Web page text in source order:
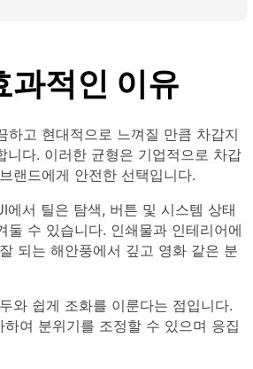
과적인 이유
고 현대적으로 느껴질 만큼 차갑지
다. 이러한 균형은 기업적으로 차갑
랜드에게 안전한 선택입니다.
서 틸은 탐색, 버튼 및 시스템 상태
수 있습니다. 인쇄물과 인테리어에
되는 해안풍에서 깊고 영화 같은 분
와 쉽게 조화를 이룬다는 점입니다.
여 분위기를 조정할 수 있으며 응집